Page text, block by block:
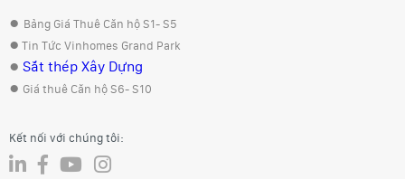
● Bảng Giá Thuê Căn hộ S1- S5
● Tin Tức Vinhomes Grand Park
● Sắt thép Xây Dựng
● Giá thuê Căn hộ S6- S10
Kết nối với chúng tôi: